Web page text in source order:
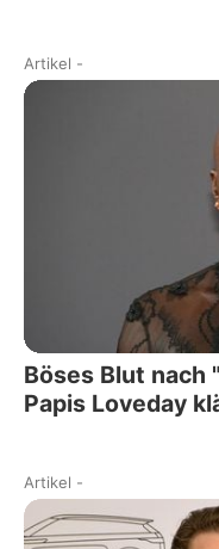
Artikel -
Böses Blut nach
Papis Loveday
Artikel -